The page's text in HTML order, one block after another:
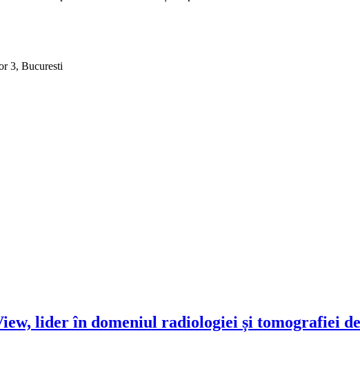
3, Bucuresti
lider în domeniul radiologiei și tomografiei